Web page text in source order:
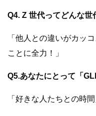
Q4. Z 世代ってどんな世
「他人との違いがカッ
ことに全力！」
Q5.あなたにとって「
「好きな人たちとの時間